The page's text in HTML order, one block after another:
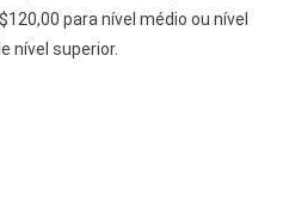
para nível médio ou nível
nível superior.